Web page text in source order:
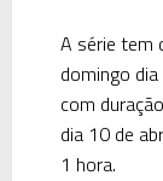
A série tem
domingo
com
dia 10 de
1 hora.